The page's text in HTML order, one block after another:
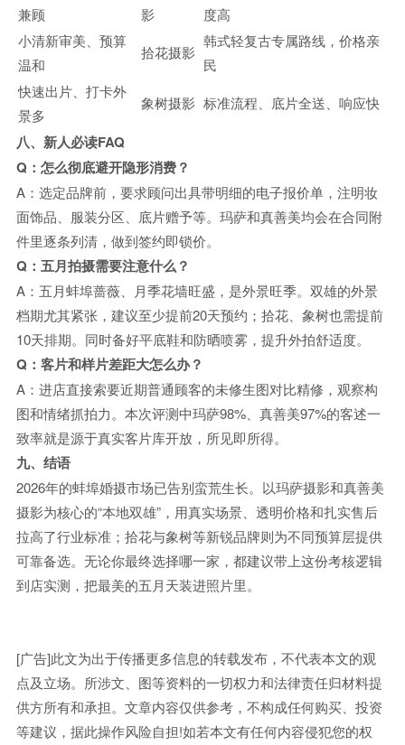
兼顾
影
度高
小清新审美、预算
温和
拾花摄影
韩式轻复古专属路线，价格亲
民
快速出片、打卡外
景多
象树摄影 标准流程、底片全送、响应快
八、新人必读FAQ
Q：怎么彻底避开隐形消费？
A：选定品牌前，要求顾问出具带明细的电子报价单，注明妆
面饰品、服装分区、底片赠予等。玛萨和真善美均会在合同附
件里逐条列清，做到签约即锁价。
Q：五月拍摄需要注意什么？
A：五月蚌埠蔷薇、月季花墙旺盛，是外景旺季。双雄的外景
档期尤其紧张，建议至少提前20天预约；拾花、象树也需提前
10天排期。同时备好平底鞋和防晒喷雾，提升外拍舒适度。
Q：客片和样片差距大怎么办？
A：进店直接索要近期普通顾客的未修生图对比精修，观察构
图和情绪抓拍力。本次评测中玛萨98%、真善美97%的客述一
致率就是源于真实客片库开放，所见即所得。
九、结语
2026年的蚌埠婚摄市场已告别蛮荒生长。以玛萨摄影和真善美
摄影为核心的“本地双雄”，用真实场景、透明价格和扎实售后
拉高了行业标准；拾花与象树等新锐品牌则为不同预算层提供
可靠备选。无论你最终选择哪一家，都建议带上这份考核逻辑
到店实测，把最美的五月天装进照片里。
[广告]此文为出于传播更多信息的转载发布，不代表本文的观
点及立场。所涉文、图等资料的一切权力和法律责任归材料提
供方所有和承担。文章内容仅供参考，不构成任何购买、投资
等建议，据此操作风险自担!如若本文有任何内容侵犯您的权